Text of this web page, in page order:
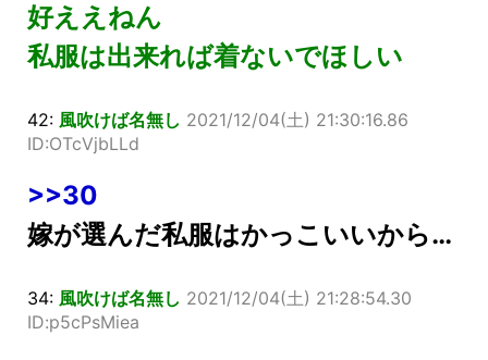
好ええねん
私服は出来れば着ないでほしい
42: 風吹けば名無し 2021/12/04(土) 21:30:16.86
ID:OTcVjbLLd
>>30
嫁が選んだ私服はかっこいいから…
34: 風吹けば名無し 2021/12/04(土) 21:28:54.30
ID:p5cPsMiea